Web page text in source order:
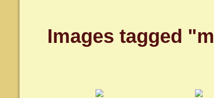
Images tagged